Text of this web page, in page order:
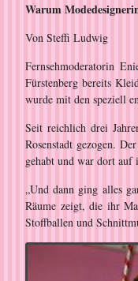
Warum
Von Steffi Ludwig
Fernsehmoderatorin
Fürstenberg bereits
wurde mit den speziell
Seit reichlich drei
Rosenstadt gezogen.
gehabt und war dort
„Und dann ging alles
Räume zeigt, die ihr
Stoffballen und